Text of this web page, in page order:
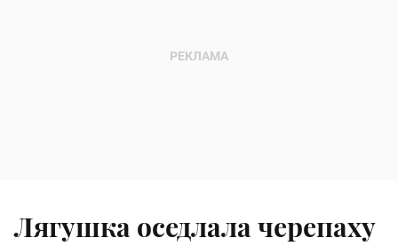
Лягушка оседлала черепаху